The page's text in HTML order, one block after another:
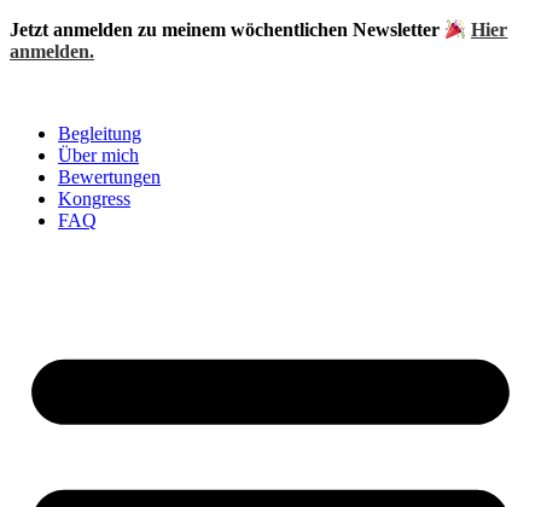
Zum
Inhalt
Jetzt anmelden zu meinem wöchentlichen Newsletter
Hier
anmelden.
Begleitung
Über mich
Bewertungen
Kongress
FAQ